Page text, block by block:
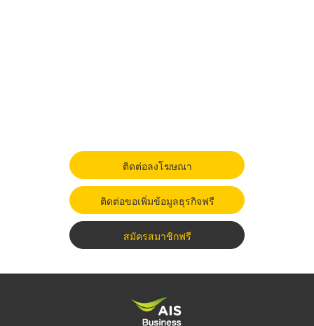
ติดต่อลงโฆษณา
ติดต่อขอเพิ่มข้อมูลธุรกิจฟรี
สมัครสมาชิกฟรี